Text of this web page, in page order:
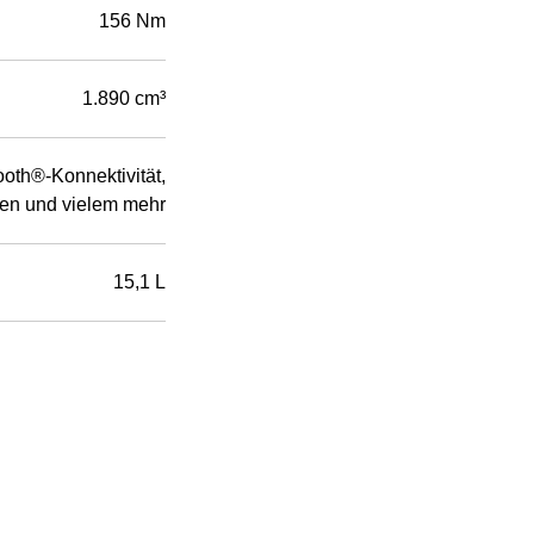
156 Nm
1.890 cm³
Konnektivität,
und vielem mehr
15,1 L